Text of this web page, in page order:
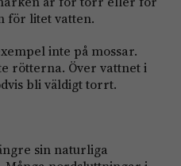
för litet vatten.
inte på mossar.
rötterna. Över vattnet i
bli väldigt torrt.
sin naturliga